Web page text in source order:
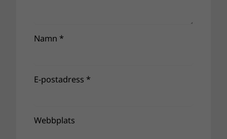
Namn *
E-postadress *
Webbplats